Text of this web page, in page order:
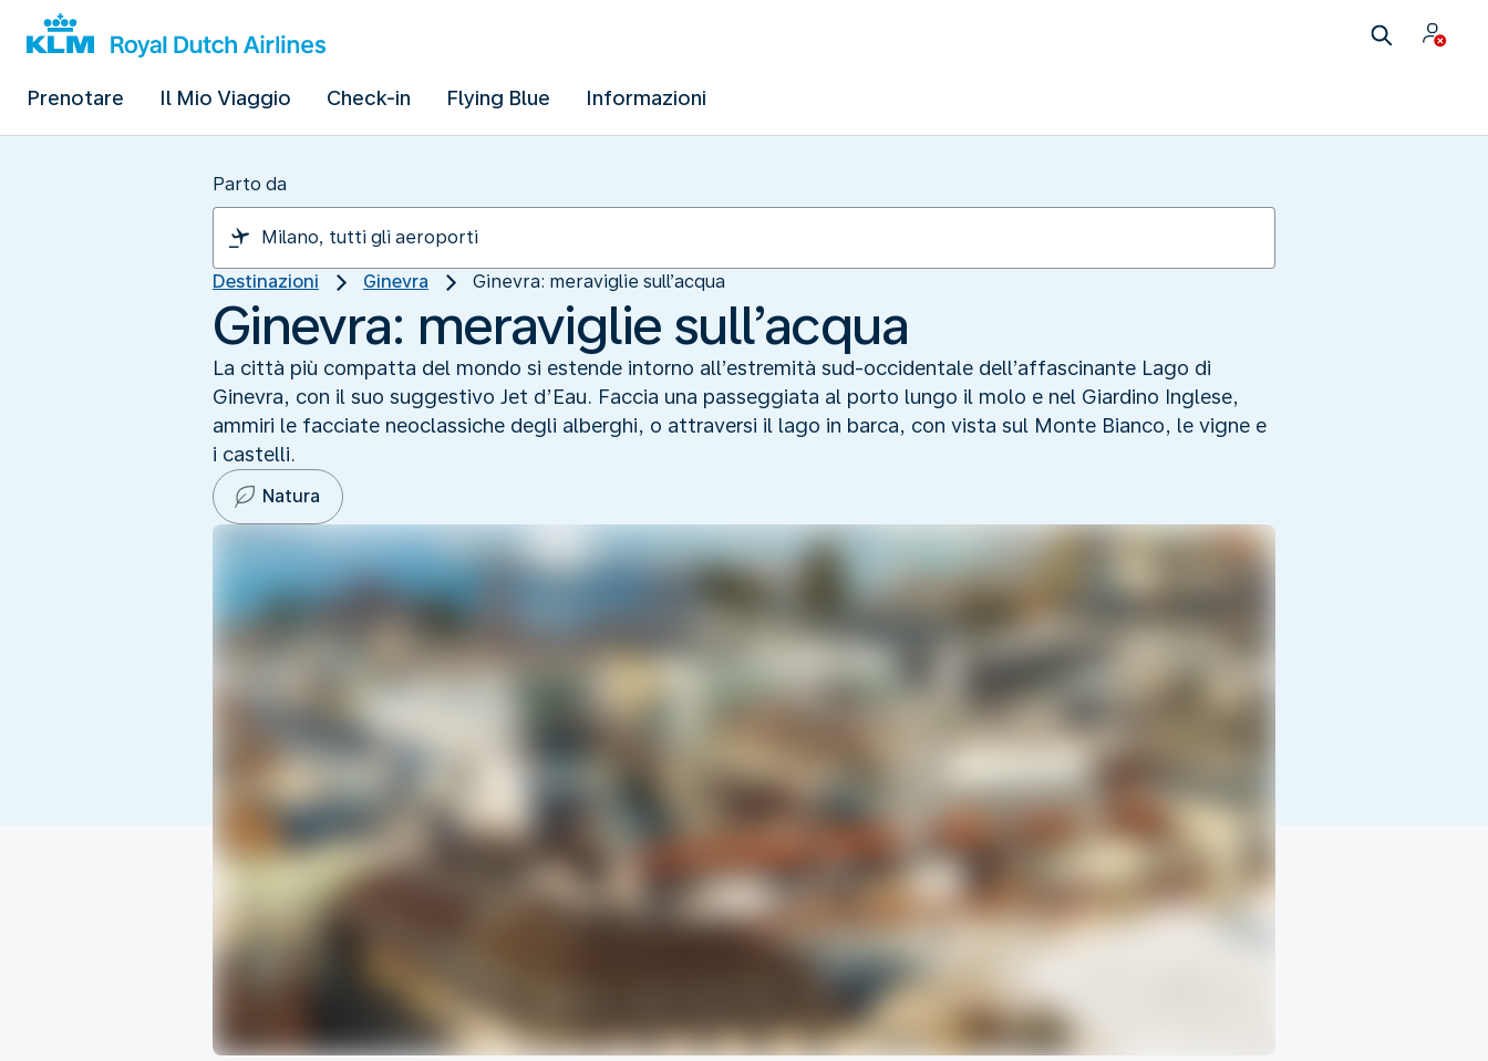
Prenotare Il Mio Viaggio Check-in Flying Blue Informazioni
Parto da
Destinazioni Ginevra Ginevra: meraviglie sull’acqua
Ginevra: meraviglie sull’acqua
La città più compatta del mondo si estende intorno all’estremità sud-occidentale dell’affascinante Lago di
Ginevra, con il suo suggestivo Jet d’Eau. Faccia una passeggiata al porto lungo il molo e nel Giardino Inglese,
ammiri le facciate neoclassiche degli alberghi, o attraversi il lago in barca, con vista sul Monte Bianco, le vigne e
i castelli.
Natura